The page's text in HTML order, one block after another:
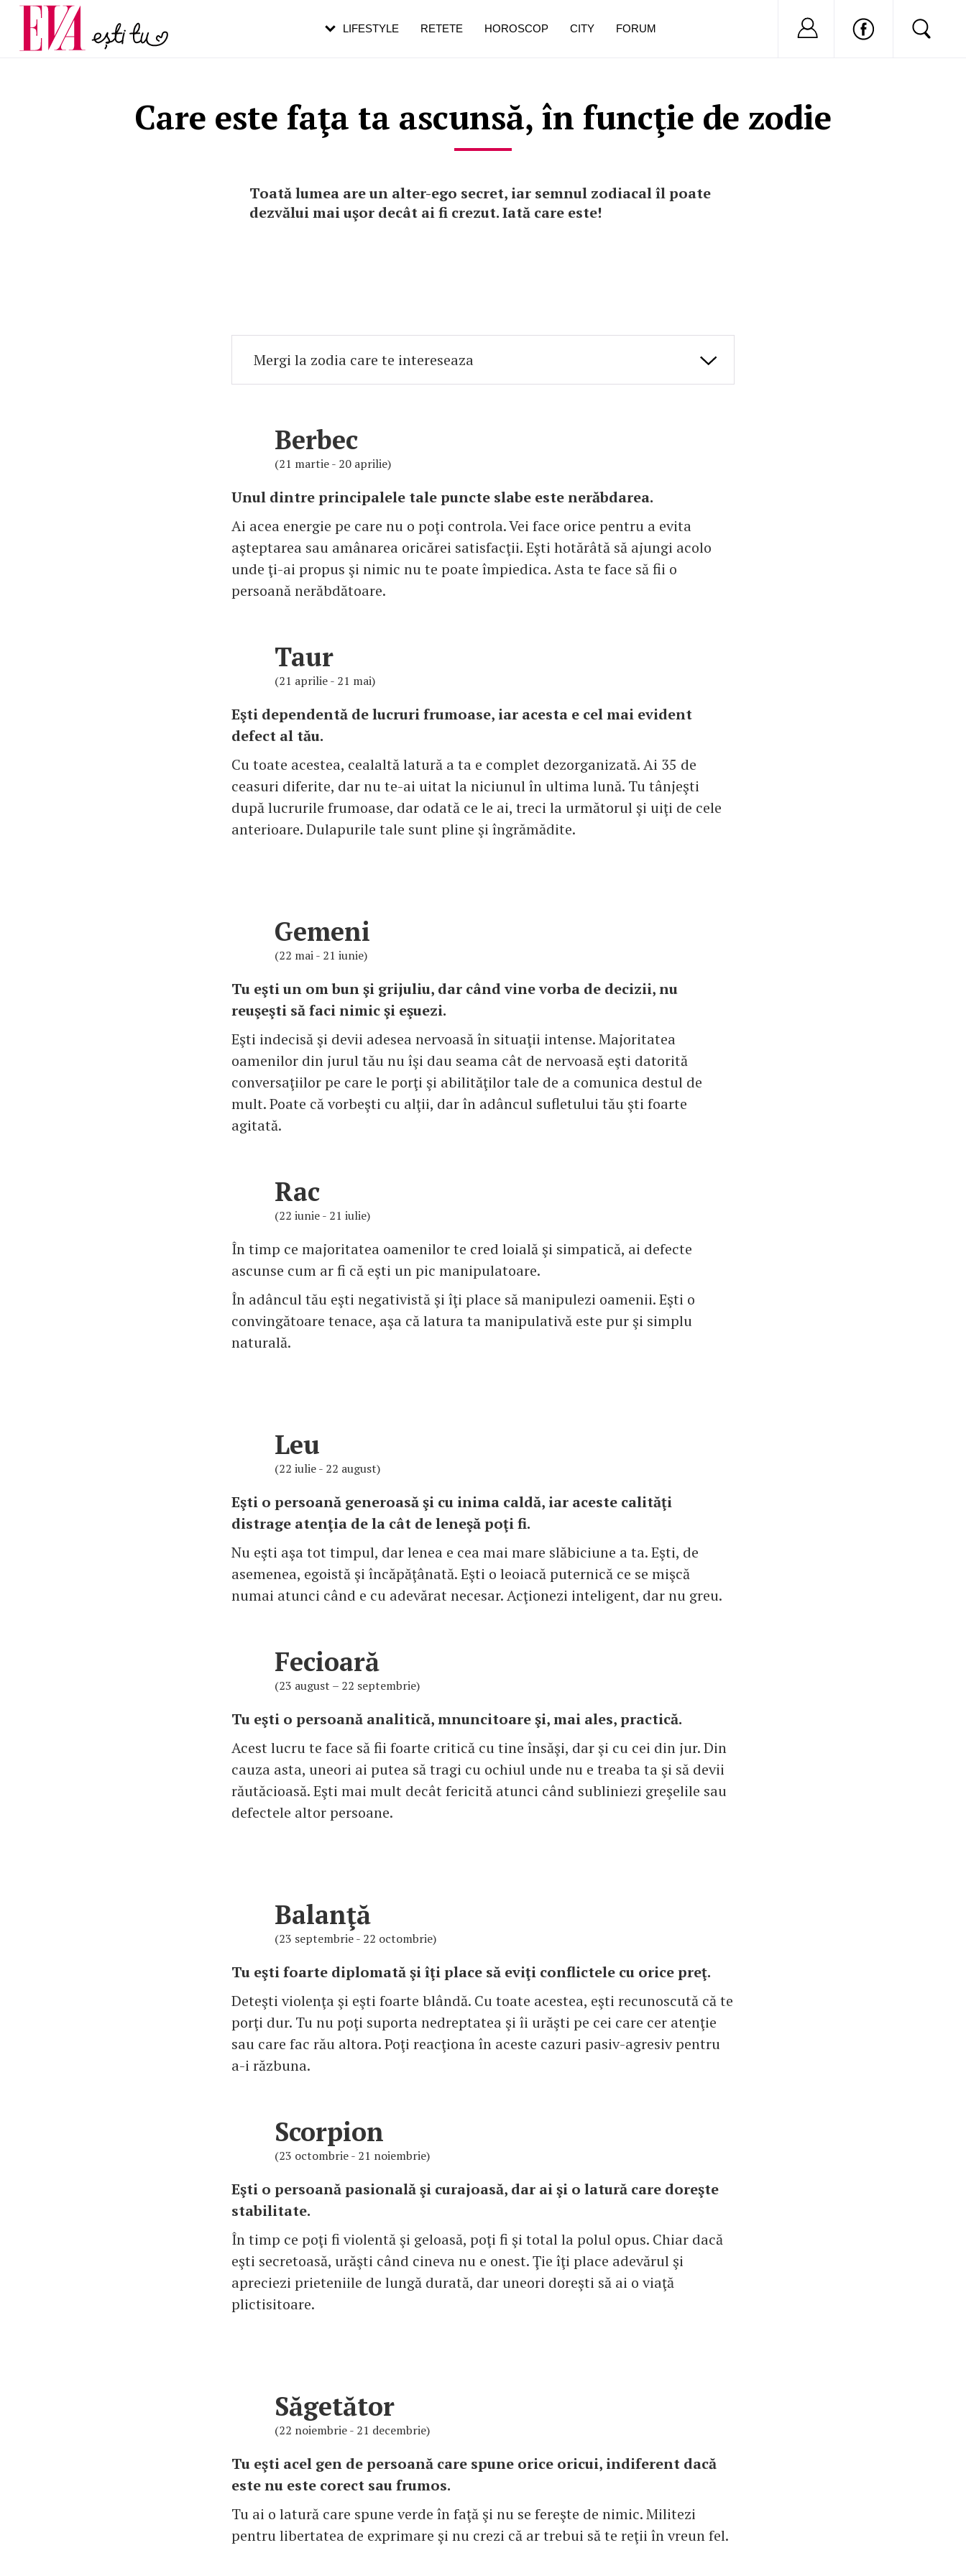
Care este faţa ta ascunsă, în funcţie de zodie
Toată lumea are un alter-ego secret, iar semnul zodiacal îl poate
dezvălui mai uşor decât ai fi crezut. Iată care este!
Berbec
(21 martie - 20 aprilie)
Unul dintre principalele tale puncte slabe este nerăbdarea.
Ai acea energie pe care nu o poţi controla. Vei face orice pentru a evita
aşteptarea sau amânarea oricărei satisfacţii. Eşti hotărâtă să ajungi acolo
unde ţi-ai propus şi nimic nu te poate împiedica. Asta te face să fii o
persoană nerăbdătoare.
Taur
(21 aprilie - 21 mai)
Eşti dependentă de lucruri frumoase, iar acesta e cel mai evident
defect al tău.
Cu toate acestea, cealaltă latură a ta e complet dezorganizată. Ai 35 de
ceasuri diferite, dar nu te-ai uitat la niciunul în ultima lună. Tu tânjeşti
după lucrurile frumoase, dar odată ce le ai, treci la următorul şi uiţi de cele
anterioare. Dulapurile tale sunt pline şi îngrămădite.
Gemeni
(22 mai - 21 iunie)
Tu eşti un om bun şi grijuliu, dar când vine vorba de decizii, nu
reuşeşti să faci nimic şi eşuezi.
Eşti indecisă şi devii adesea nervoasă în situaţii intense. Majoritatea
oamenilor din jurul tău nu îşi dau seama cât de nervoasă eşti datorită
conversaţiilor pe care le porţi şi abilităţilor tale de a comunica destul de
mult. Poate că vorbeşti cu alţii, dar în adâncul sufletului tău şti foarte
agitată.
Rac
(22 iunie - 21 iulie)
În timp ce majoritatea oamenilor te cred loială şi simpatică, ai defecte
ascunse cum ar fi că eşti un pic manipulatoare.
În adâncul tău eşti negativistă şi îţi place să manipulezi oamenii. Eşti o
convingătoare tenace, aşa că latura ta manipulativă este pur şi simplu
naturală.
Leu
(22 iulie - 22 august)
Eşti o persoană generoasă şi cu inima caldă, iar aceste calităţi
distrage atenţia de la cât de leneşă poţi fi.
Nu eşti aşa tot timpul, dar lenea e cea mai mare slăbiciune a ta. Eşti, de
asemenea, egoistă şi încăpăţânată. Eşti o leoiacă puternică ce se mişcă
numai atunci când e cu adevărat necesar. Acţionezi inteligent, dar nu greu.
Fecioară
(23 august – 22 septembrie)
Tu eşti o persoană analitică, mnuncitoare şi, mai ales, practică.
Acest lucru te face să fii foarte critică cu tine însăşi, dar şi cu cei din jur. Din
cauza asta, uneori ai putea să tragi cu ochiul unde nu e treaba ta şi să devii
răutăcioasă. Eşti mai mult decât fericită atunci când subliniezi greşelile sau
defectele altor persoane.
Balanţă
(23 septembrie - 22 octombrie)
Tu eşti foarte diplomată şi îţi place să eviţi conflictele cu orice preţ.
Deteşti violenţa şi eşti foarte blândă. Cu toate acestea, eşti recunoscută că te
porţi dur. Tu nu poţi suporta nedreptatea şi îi urăşti pe cei care cer atenţie
sau care fac rău altora. Poţi reacţiona în aceste cazuri pasiv-agresiv pentru
a-i răzbuna.
Scorpion
(23 octombrie - 21 noiembrie)
Eşti o persoană pasională şi curajoasă, dar ai şi o latură care doreşte
stabilitate.
În timp ce poţi fi violentă şi geloasă, poţi fi şi total la polul opus. Chiar dacă
eşti secretoasă, urăşti când cineva nu e onest. Ţie îţi place adevărul şi
apreciezi prieteniile de lungă durată, dar uneori doreşti să ai o viaţă
plictisitoare.
Săgetător
(22 noiembrie - 21 decembrie)
Tu eşti acel gen de persoană care spune orice oricui, indiferent dacă
este nu este corect sau frumos.
Tu ai o latură care spune verde în faţă şi nu se fereşte de nimic. Militezi
pentru libertatea de exprimare şi nu crezi că ar trebui să te reţii în vreun fel.
LIFESTYLE RETETE HOROSCOP CITY FORUM Nu ai cont?
Carieră
Actualitate
pe măsură ce înaintezi în vârstă
de dureroasă este investigația